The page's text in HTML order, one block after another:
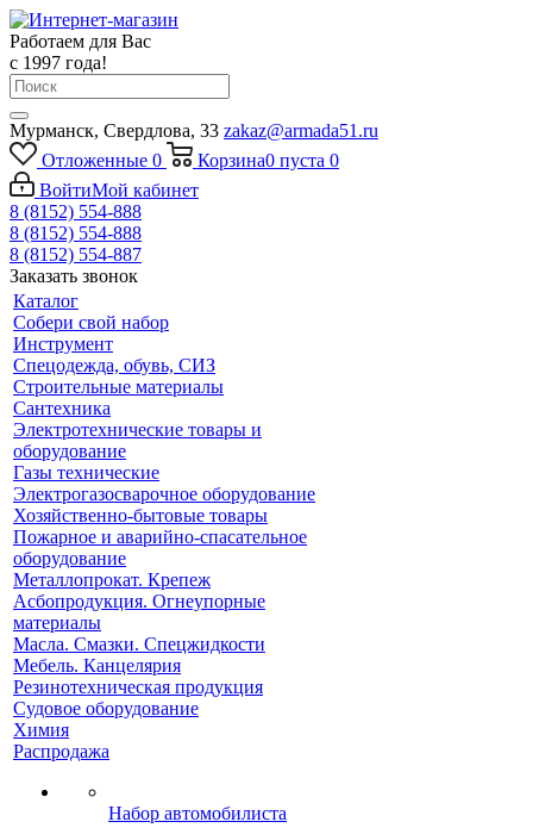
Работаем для Вас
с 1997 года!
Мурманск, Свердлова, 33 zakaz@armada51.ru
Отложенные 0 Корзина0 пуста 0
ВойтиМой кабинет
8 (8152) 554-888
8 (8152) 554-888
8 (8152) 554-887
Заказать звонок
Каталог
Собери свой набор
Инструмент
Спецодежда, обувь, СИЗ
Строительные материалы
Сантехника
Электротехнические товары и
оборудование
Газы технические
Электрогазосварочное оборудование
Хозяйственно-бытовые товары
Пожарное и аварийно-спасательное
оборудование
Металлопрокат. Крепеж
Асбопродукция. Огнеупорные
материалы
Масла. Смазки. Спецжидкости
Мебель. Канцелярия
Резинотехническая продукция
Судовое оборудование
Химия
Распродажа
Набор автомобилиста